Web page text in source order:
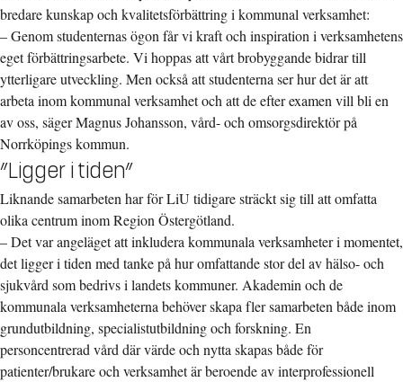
bredare kunskap och kvalitetsförbättring i kommunal verksamhet:
– Genom studenternas ögon får vi kraft och inspiration i verksamhetens
eget förbättringsarbete. Vi hoppas att vårt brobyggande bidrar till
ytterligare utveckling. Men också att studenterna ser hur det är att
arbeta inom kommunal verksamhet och att de efter examen vill bli en
av oss, säger Magnus Johansson, vård- och omsorgsdirektör på
Norrköpings kommun.
”Ligger i tiden”
Liknande samarbeten har för LiU tidigare sträckt sig till att omfatta
olika centrum inom Region Östergötland.
– Det var angeläget att inkludera kommunala verksamheter i momentet,
det ligger i tiden med tanke på hur omfattande stor del av hälso- och
sjukvård som bedrivs i landets kommuner. Akademin och de
kommunala verksamheterna behöver skapa fler samarbeten både inom
grundutbildning, specialistutbildning och forskning. En
personcentrerad vård där värde och nytta skapas både för
patienter/brukare och verksamhet är beroende av interprofessionell